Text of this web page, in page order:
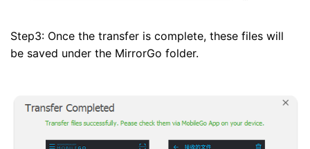
Step3: Once the transfer is complete, these files will
be saved under the MirrorGo folder.